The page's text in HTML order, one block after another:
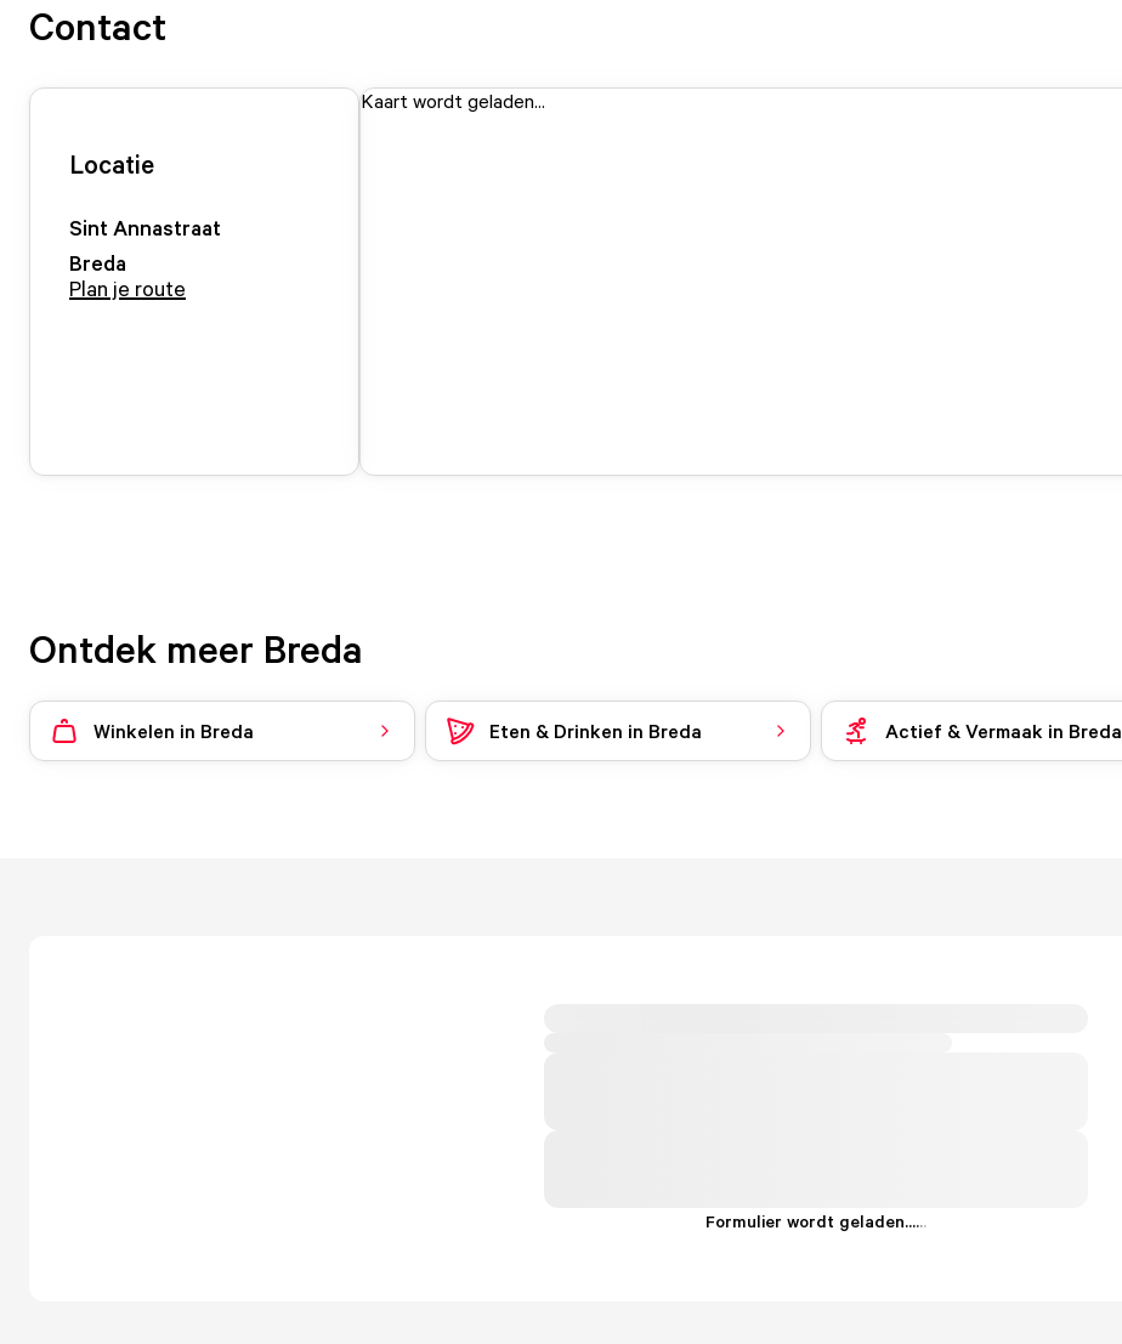
Contact
Locatie
Sint Annastraat
Breda
Plan je route
Kaart wordt geladen...
Ontdek meer Breda
Winkelen in Breda Eten & Drinken in Breda Actief & Vermaak in Breda
Formulier wordt geladen......